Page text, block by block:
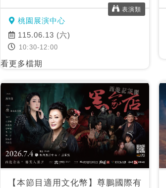
桃園展演中心
表演類
115.06.13 (六)
10:30-12:00
看更多檔期
【本節目適用文化幣】尊鵬國際有